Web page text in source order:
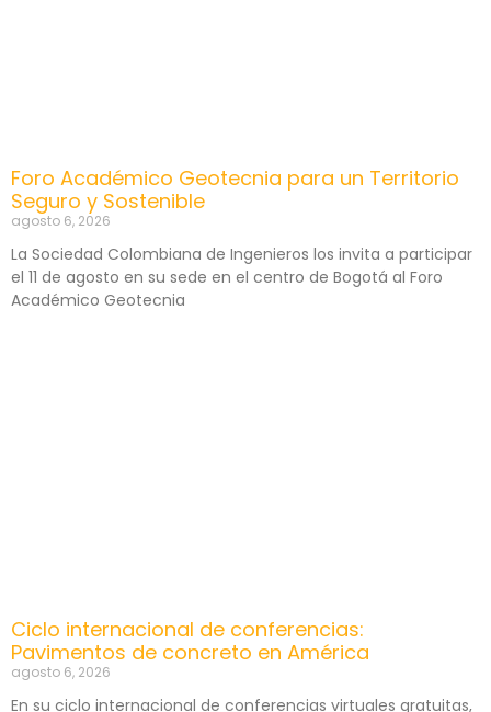
Foro Académico Geotecnia para un Territorio
Seguro y Sostenible
agosto 6, 2026
La Sociedad Colombiana de Ingenieros los invita a participar
el 11 de agosto en su sede en el centro de Bogotá al Foro
Académico Geotecnia
Ciclo internacional de conferencias:
Pavimentos de concreto en América
agosto 6, 2026
En su ciclo internacional de conferencias virtuales gratuitas,